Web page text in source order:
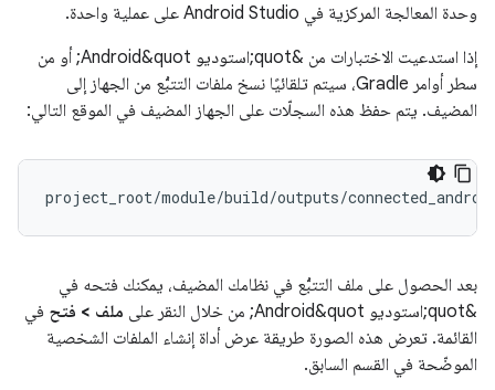
وحدة المعالجة المركزية في Android Studio على عملية واحدة.
إذا استدعيت الاختبارات من &quot;استوديو Android&quot; أو من
سطر أوامر Gradle، سيتم تلقائيًا نسخ ملفات التتبُّع من الجهاز إلى
المضيف. يتم حفظ هذه السجلّات على الجهاز المضيف في الموقع التالي:
بعد الحصول على ملف التتبُّع في نظامك المضيف، يمكنك فتحه في
&quot;استوديو Android&quot; من خلال النقر على
ملف > فتح في
القائمة. تعرض هذه الصورة طريقة عرض أداة إنشاء الملفات الشخصية
الموضّحة في القسم السابق.